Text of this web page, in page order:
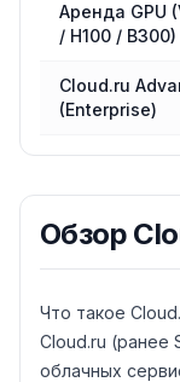
Аренда GPU
/ H100 / B300)
Cloud.ru
(Enterprise)
Обзор
Что такое
Cloud.ru (ранее
облачных